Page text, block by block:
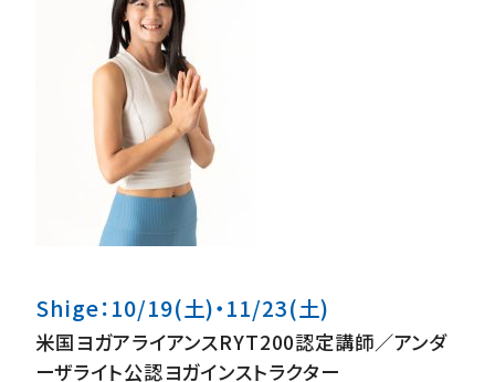
Shige：10/19(土)・11/23(土)
米国ヨガアライアンスRYT200認定講師／アンダ
ーザライト公認ヨガインストラクター